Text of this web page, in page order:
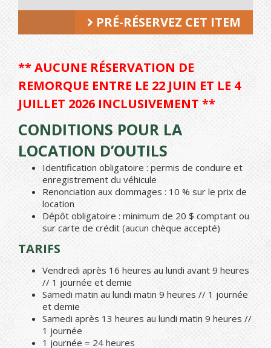
PRÉ-RÉSERVEZ CET ITEM
** AUCUNE RÉSERVATION DE
REMORQUE ENTRE LE 22 JUIN ET LE 4
JUILLET 2026 INCLUSIVEMENT **
CONDITIONS POUR LA
LOCATION D’OUTILS
Identification obligatoire : permis de conduire et
enregistrement du véhicule
Renonciation aux dommages : 10 % sur le prix de
location
Dépôt obligatoire : minimum de 20 $ comptant ou
sur carte de crédit (aucun chèque accepté)
TARIFS
Vendredi après 16 heures au lundi avant 9 heures
// 1 journée et demie
Samedi matin au lundi matin 9 heures // 1 journée
et demie
Samedi après 13 heures au lundi matin 9 heures //
1 journée
1 journée = 24 heures